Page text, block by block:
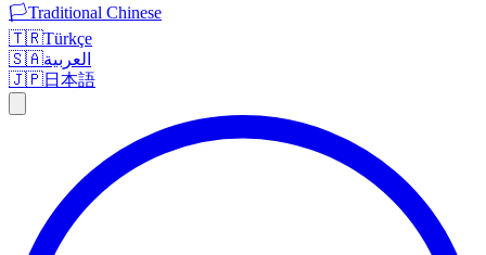
🏳️Traditional Chinese
🇹🇷Türkçe
🇸🇦العربية
🇯🇵日本語